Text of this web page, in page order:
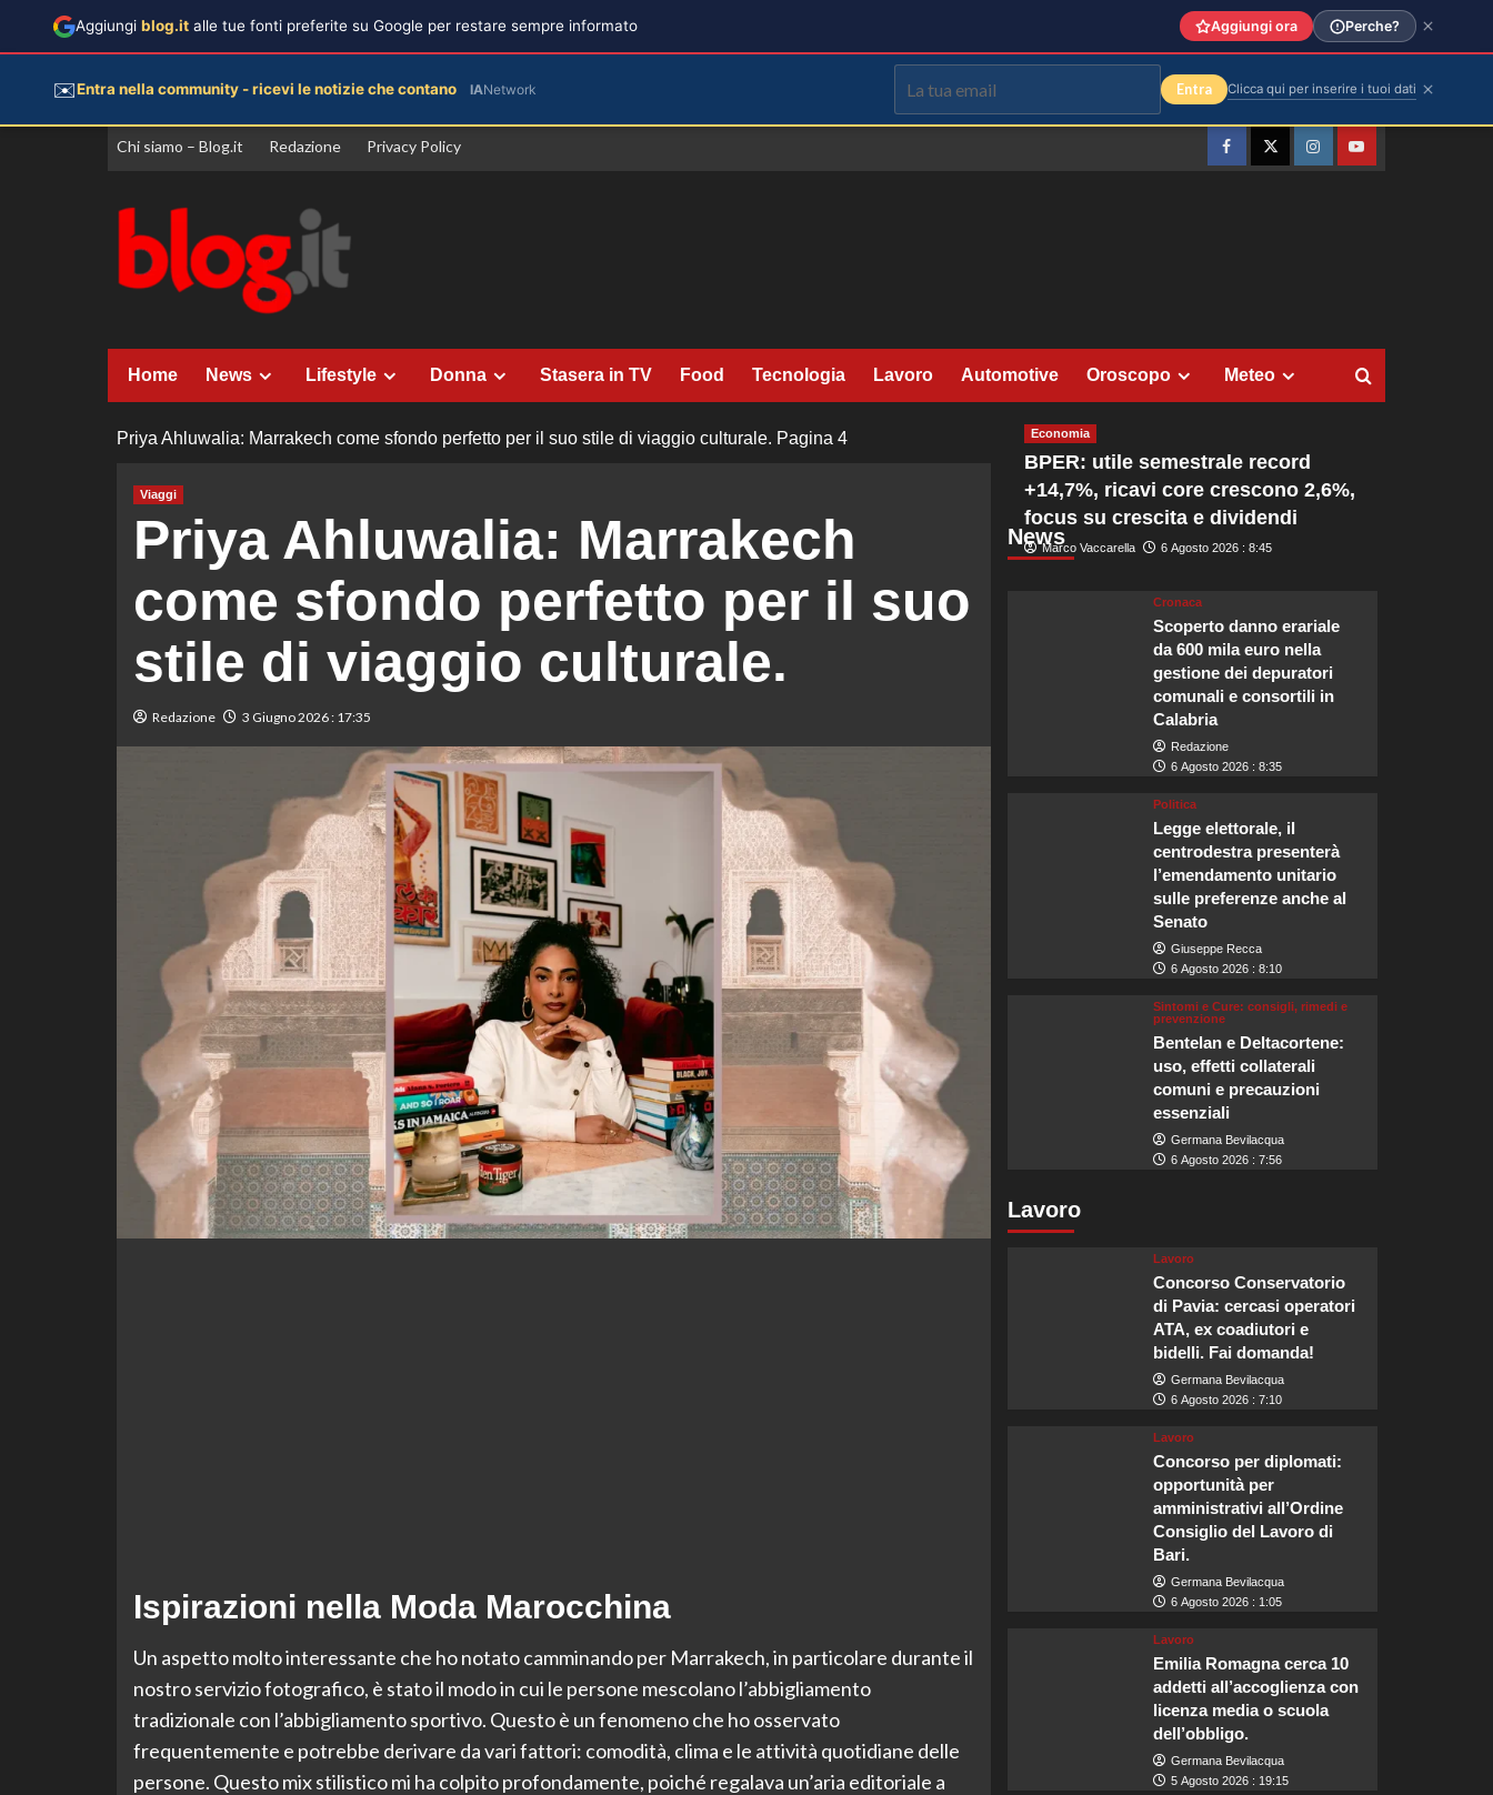
Vai
Chi siamo – Blog.it Redazione Privacy Policy
FacebookTwitterInstagramYouTube
Home News Lifestyle Donna Stasera in TV Food Tecnologia Lavoro Automotive Oroscopo Meteo
Priya Ahluwalia: Marrakech come sfondo perfetto per il suo stile di viaggio culturale. Pagina 4
Viaggi
Priya Ahluwalia: Marrakech
come sfondo perfetto per il suo
stile di viaggio culturale.
Redazione 3 Giugno 2026 : 17:35
Ispirazioni nella Moda Marocchina
Un aspetto molto interessante che ho notato camminando per Marrakech, in particolare durante il
nostro servizio fotografico, è stato il modo in cui le persone mescolano l’abbigliamento
tradizionale con l’abbigliamento sportivo. Questo è un fenomeno che ho osservato
frequentemente e potrebbe derivare da vari fattori: comodità, clima e le attività quotidiane delle
persone. Questo mix stilistico mi ha colpito profondamente, poiché regalava un’aria editoriale a
News
Economia
BPER: utile semestrale record
+14,7%, ricavi core crescono 2,6%,
focus su crescita e dividendi
Marco Vaccarella 6 Agosto 2026 : 8:45
Cronaca
Scoperto danno erariale
da 600 mila euro nella
gestione dei depuratori
comunali e consortili in
Calabria
Redazione
6 Agosto 2026 : 8:35
Politica
Legge elettorale, il
centrodestra presenterà
l’emendamento unitario
sulle preferenze anche al
Senato
Giuseppe Recca
6 Agosto 2026 : 8:10
Sintomi e Cure: consigli, rimedi e
prevenzione
Bentelan e Deltacortene:
uso, effetti collaterali
comuni e precauzioni
essenziali
Germana Bevilacqua
6 Agosto 2026 : 7:56
Lavoro
Lavoro
Concorso Conservatorio
di Pavia: cercasi operatori
ATA, ex coadiutori e
bidelli. Fai domanda!
Germana Bevilacqua
6 Agosto 2026 : 7:10
Lavoro
Concorso per diplomati:
opportunità per
amministrativi all’Ordine
Consiglio del Lavoro di
Bari.
Germana Bevilacqua
6 Agosto 2026 : 1:05
Lavoro
Emilia Romagna cerca 10
addetti all’accoglienza con
licenza media o scuola
dell’obbligo.
Germana Bevilacqua
5 Agosto 2026 : 19:15
Aggiungi blog.it alle tue fonti preferite su Google per restare sempre informato Aggiungi ora Perche?
✉️Entra nella community - ricevi le notizie che contano IANetwork Entra Clicca qui per inserire i tuoi dati